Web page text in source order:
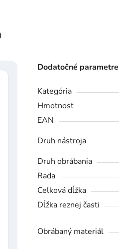
Dodatočné parametre
Kategória
Hmotnosť
EAN
Druh nástroja
Druh obrábania
Rada
Celková dĺžka
Dĺžka reznej časti
Obrábaný materiál